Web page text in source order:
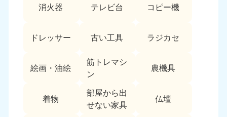
消火器 テレビ台 コピー機
ドレッサー 古い工具 ラジカセ
絵画・油絵
筋トレマシ
ン
農機具
着物
部屋から出
せない家具
仏壇
9:00〜19:00 年中無休 9:00〜19:00 年中無休
島根県
050-1881-5145
四国